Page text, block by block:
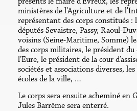
ministères de l’Agriculture et de
représentant des corps constitués :
députés Sevaistre, Passy, Raoul-
voisins (Seine-Maritime, Somme)
des corps militaires, le président du
l’Eure, le président de la cour
sociétés et associations diverses, les
écoles de la ville, …
Le corps sera ensuite acheminé en
Jules Barrême sera enterré.